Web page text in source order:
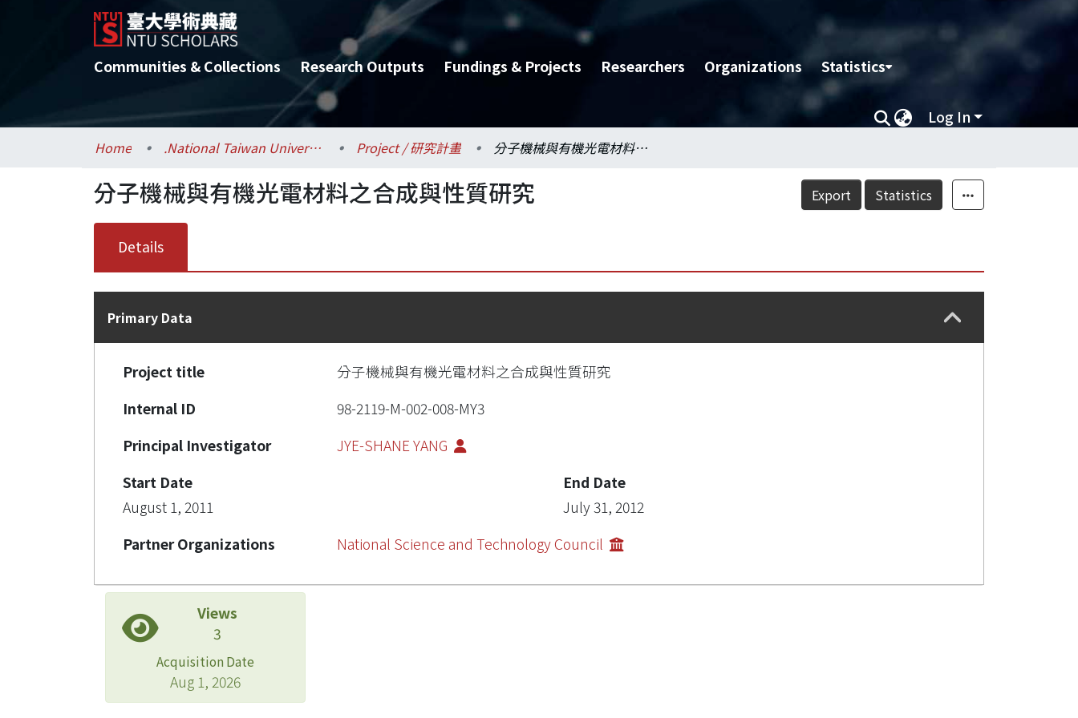
Communities & Collections Research Outputs Fundings & Projects Researchers Organizations Statistics
Log In
Home .National Taiwan University / 國立臺灣大學 Project / 研究計畫 分子機械與有機光電材料之合成與性質研究
Export Statistics
分子機械與有機光電材料之合成與性質研究
Details
Primary Data
Project title
分子機械與有機光電材料之合成與性質研究
Internal ID
98-2119-M-002-008-MY3
Principal Investigator
JYE-SHANE YANG
Start Date
August 1, 2011
End Date
July 31, 2012
Partner Organizations
National Science and Technology Council
Views
3
Acquisition Date
Aug 1, 2026